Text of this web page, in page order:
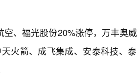
、福光股份20%涨停，万丰奥威
火箭、成飞集成、安泰科技、